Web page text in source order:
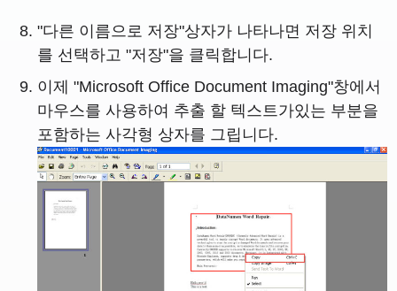
"다른 이름으로 저장"상자가 나타나면 저장 위치
를 ​​선택하고 "저장"을 클릭합니다.
이제 "Microsoft Office Document Imaging"창에서
마우스를 사용하여 추출 할 텍스트가있는 부분을
포함하는 사각형 상자를 그립니다.